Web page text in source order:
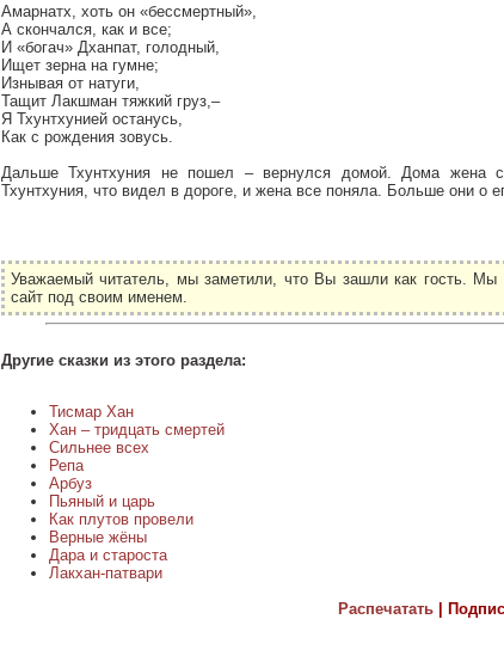
Амарнатх, хоть он «бессмертный»,
А скончался, как и все;
И «богач» Дханпат, голодный,
Ищет зерна на гумне;
Изнывая от натуги,
Тащит Лакшман тяжкий груз,–
Я Тхунтхунией останусь,
Как с рождения зовусь.
Дальше Тхунтхуния не пошел – вернулся домой. Дома жена
Тхунтхуния, что видел в дороге, и жена все поняла. Больше они о
Уважаемый читатель, мы заметили, что Вы зашли как гость. Мы
сайт под своим именем.
Другие сказки из этого раздела:
Тисмар Хан
Хан – тридцать смертей
Сильнее всех
Репа
Арбуз
Пьяный и царь
Как плутов провели
Верные жёны
Дара и староста
Лакхан-патвари
Распечатать|